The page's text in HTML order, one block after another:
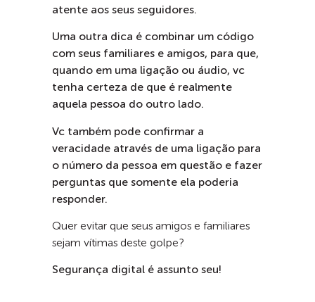
atente aos seus seguidores.
Uma outra dica é combinar um código
com seus familiares e amigos, para que,
quando em uma ligação ou áudio, vc
tenha certeza de que é realmente
aquela pessoa do outro lado.
Vc também pode confirmar a
veracidade através de uma ligação para
o número da pessoa em questão e fazer
perguntas que somente ela poderia
responder.
Quer evitar que seus amigos e familiares
sejam vítimas deste golpe?
Segurança digital é assunto seu!